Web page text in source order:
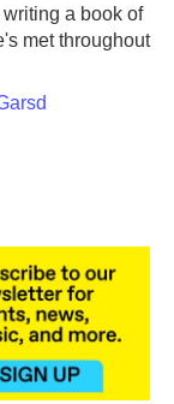
a book of
met throughout